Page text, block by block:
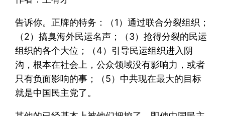
告诉你。正牌的特务：（1）通过联合分裂组织；
（2）搞臭海外民运名声；（3）抢得分裂的民运
组织的各个大位；（4）引导民运组织进入阴
沟，根本在社会上，公众领域没有影响力，或者
只有负面影响的事；（5）中共现在最大的目标
就是中国民主党了。